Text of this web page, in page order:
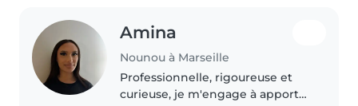
Amina
Nounou à Marseille
Professionnelle, rigoureuse et
curieuse, je m'engage à apporter